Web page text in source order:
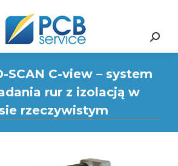
Search:
SCAN C-view – system
rur z izolacją w
rzeczywistym